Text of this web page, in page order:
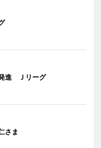
進 Ｊリーグ
さま